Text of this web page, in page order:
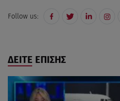
Follow us:
ΔΕΙΤΕ ΕΠΙΣΗΣ